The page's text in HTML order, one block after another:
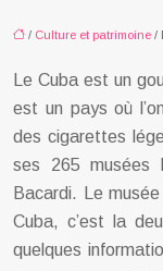
/ Culture et patrimoine /
Le Cuba est un
est un pays où
des cigarettes
ses 265 musées
Bacardi. Le
Cuba, c’est la
quelques